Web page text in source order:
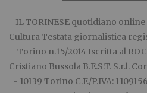
IL TORINESE quotidiano online
Cultura Testata giornalistica
Torino n.15/2014 Iscritta al
Cristiano Bussola B.E.S.T. S.r.l.
- 10139 Torino C.F./P.IVA: